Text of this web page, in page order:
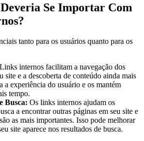
Se Importar Com
tanto para os usuários quanto para os
Links internos facilitam a navegação dos
site e a descoberta de conteúdo ainda mais
a experiência do usuário e os mantém
tempo.
Busca: Os links internos ajudam os
a encontrar outras páginas em seu site e
as mais importantes. Isso pode melhorar
site aparece nos resultados de busca.